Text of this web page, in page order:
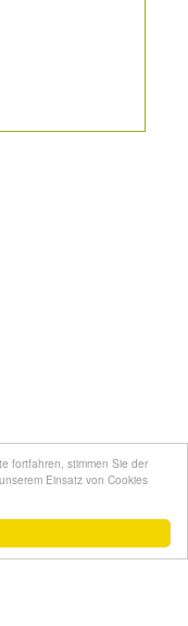
fortfahren, stimmen Sie der
Einsatz von Cookies